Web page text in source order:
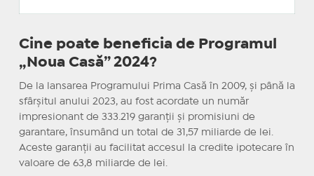
Cine poate beneficia de Programul
„Noua Casă” 2024?
De la lansarea Programului Prima Casă în 2009, și până la
sfârșitul anului 2023, au fost acordate un număr
impresionant de 333.219 garanții și promisiuni de
garantare, însumând un total de 31,57 miliarde de lei.
Aceste garanții au facilitat accesul la credite ipotecare în
valoare de 63,8 miliarde de lei.